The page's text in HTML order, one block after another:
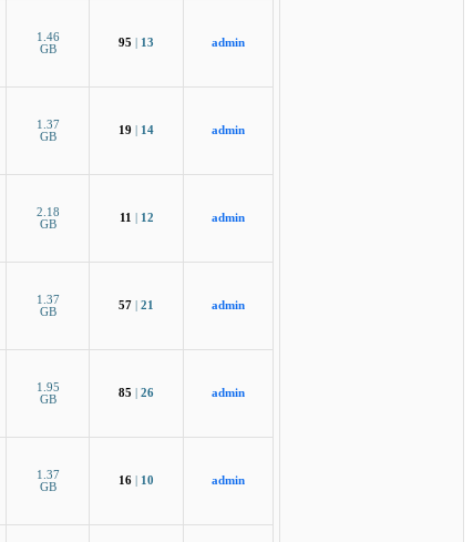
1.46
GB
95 13 admin
1.37
GB
19 14 admin
2.18
GB
11 12 admin
1.37
GB
57 21 admin
1.95
GB
85 26 admin
1.37
GB
16 10 admin